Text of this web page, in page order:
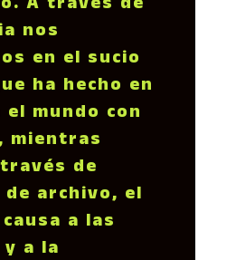
nos
en el sucio
ha hecho en
el mundo con
mientras
de
de archivo, el
a las
a la